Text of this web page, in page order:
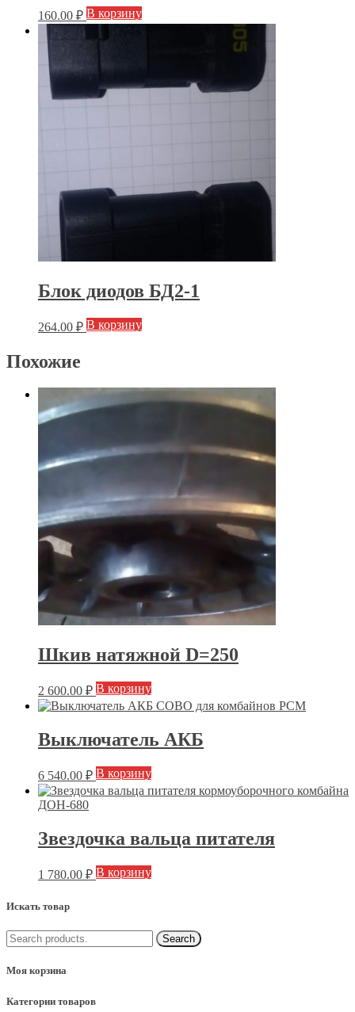
160.00 ₽ В корзину
Блок диодов БД2-1
264.00 ₽ В корзину
Похожие
Шкив натяжной D=250
2 600.00 ₽ В корзину
Выключатель АКБ
6 540.00 ₽ В корзину
Звездочка вальца питателя
1 780.00 ₽ В корзину
Искать товар
Моя корзина
Категории товаров